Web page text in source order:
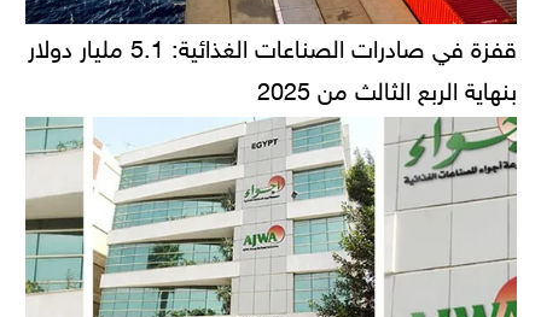
قفزة في صادرات الصناعات الغذائية: 5.1 مليار دولار
بنهاية الربع الثالث من 2025